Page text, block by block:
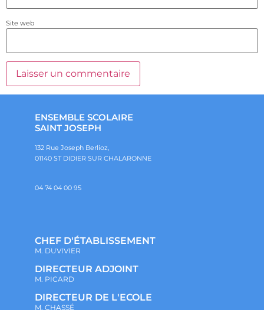
Site web
ENSEMBLE SCOLAIRE
SAINT JOSEPH
132 Rue Joseph Berlioz,
01140 ST DIDIER SUR CHALARONNE
04 74 04 00 95
CHEF D'ÉTABLISSEMENT
M. DUVIVIER
DIRECTEUR ADJOINT
M. PICARD
DIRECTEUR DE L'ECOLE
M. CHASSÉ